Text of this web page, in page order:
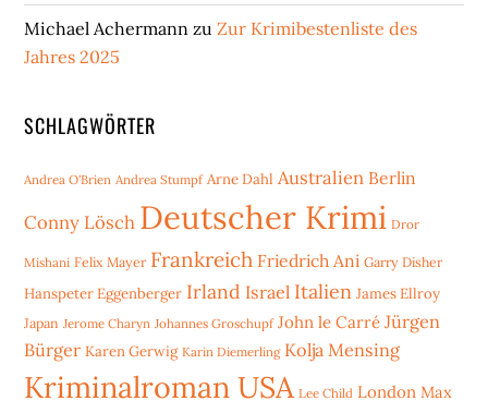
Michael Achermann zuZur Krimibestenliste des
Jahres 2025
SCHLAGWÖRTER
Andrea O'Brien Andrea Stumpf Arne Dahl Australien Berlin
Conny Lösch Deutscher Krimi Dror
Mishani Felix Mayer Frankreich Friedrich Ani Garry Disher
Hanspeter Eggenberger Irland Israel Italien James Ellroy
Japan Jerome Charyn Johannes Groschupf John le Carré Jürgen
Bürger Karen Gerwig Karin Diemerling Kolja Mensing
Kriminalroman USA Lee Child London Max